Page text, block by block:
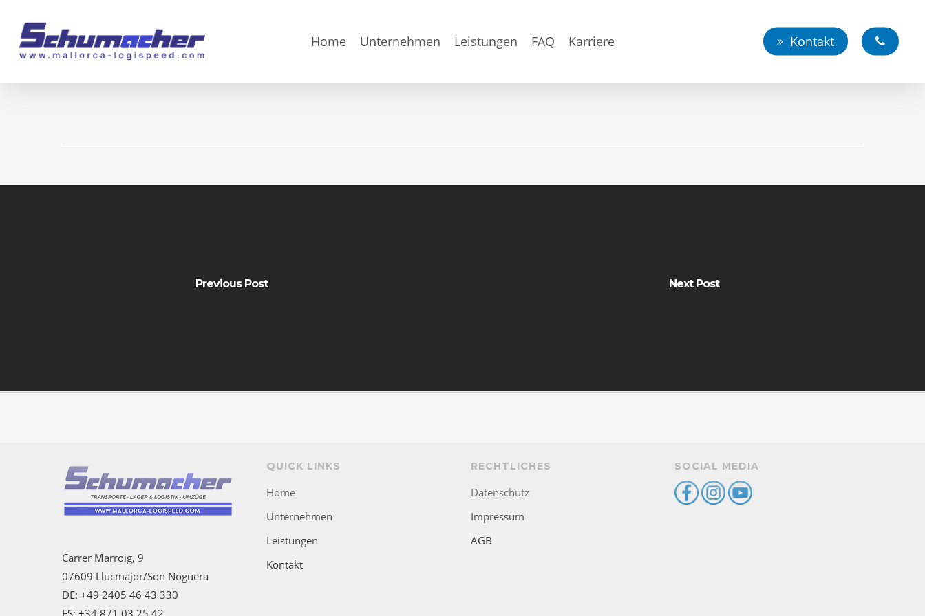
main
Home Unternehmen Leistungen FAQ Karriere Kontakt
Previous Post Next Post
Carrer Marroig, 9
07609 Llucmajor/Son Noguera
DE: +49 2405 46 43 330
ES: +34 871 03 25 42
QUICK LINKS
Home
Unternehmen
Leistungen
Kontakt
RECHTLICHES
Datenschutz
Impressum
AGB
SOCIAL MEDIA